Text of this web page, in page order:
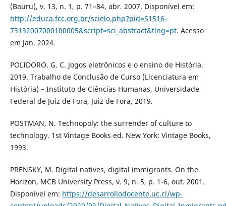
(Bauru), v. 13, n. 1, p. 71–84, abr. 2007. Disponível em:
http://educa.fcc.org.br/scielo.php?pid=S1516-
73132007000100005&script=sci_abstract&tlng=pt. Acesso
em Jan. 2024.
POLIDORO, G. C. Jogos eletrônicos e o ensino de História.
2019. Trabalho de Conclusão de Curso (Licenciatura em
História) – Instituto de Ciências Humanas, Universidade
Federal de Juiz de Fora, Juiz de Fora, 2019.
POSTMAN, N. Technopoly: the surrender of culture to
technology. 1st Vintage Books ed. New York: Vintage Books,
1993.
PRENSKY, M. Digital natives, digital immigrants. On the
Horizon, MCB University Press, v. 9, n. 5, p. 1-6, out. 2001.
Disponível em: https://desarrollodocente.uc.cl/wp-